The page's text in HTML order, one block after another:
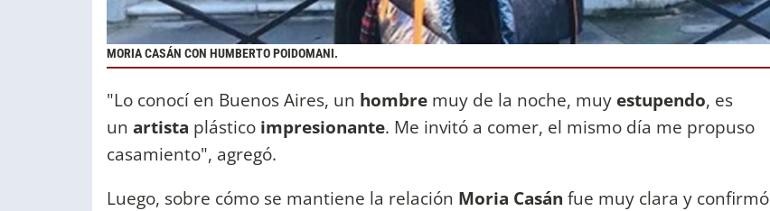
MORIA CASÁN CON HUMBERTO POIDOMANI.
"Lo conocí en Buenos Aires, un hombre muy de la noche, muy estupendo, es
un artista plástico impresionante. Me invitó a comer, el mismo día me propuso
casamiento", agregó.
Luego, sobre cómo se mantiene la relación Moria Casán fue muy clara y confirmó